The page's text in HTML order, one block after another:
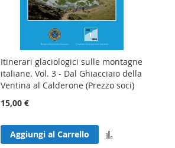
Itinerari glaciologici sulle montagne
italiane. Vol. 3 - Dal Ghiacciaio della
Ventina al Calderone (Prezzo soci)
15,00 €
Aggiungi al Carrello